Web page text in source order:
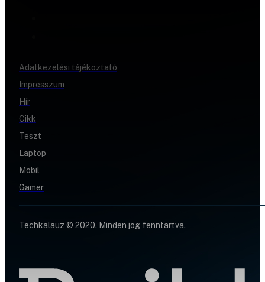
Adatkezelési tájékoztató
Impresszum
Hír
Cikk
Teszt
Laptop
Mobil
Gamer
Techkalauz © 2020. Minden jog fenntartva.